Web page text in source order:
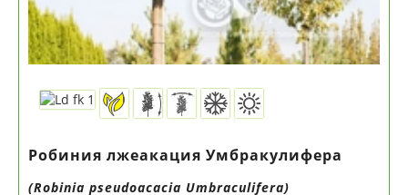
Робиния лжеакация Умбракулифера
(Robinia pseudoacacia Umbraculifera)